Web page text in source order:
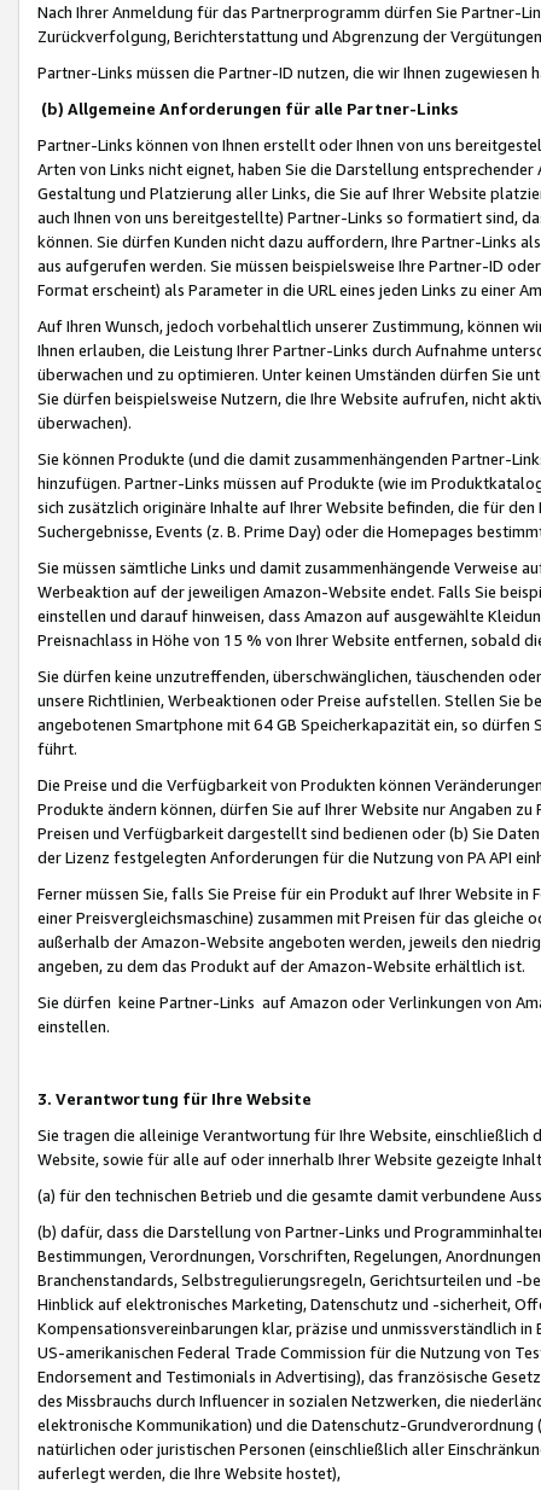
Nach Ihrer Anmeldung für das Partnerprogramm dürfen Sie Partner-
Zurückverfolgung, Berichterstattung und Abgrenzung der
Partner-Links müssen die Partner-ID nutzen, die wir Ihnen zugewiesen
(b) Allgemeine Anforderungen für alle Partner-Links
Partner-Links können von Ihnen erstellt oder Ihnen von uns
Arten von Links nicht eignet, haben Sie die Darstellung
Gestaltung und Platzierung aller Links, die Sie auf Ihrer Website
auch Ihnen von uns bereitgestellte) Partner-Links so formatiert sind,
können. Sie dürfen Kunden nicht dazu auffordern, Ihre Partner-Links
aus aufgerufen werden. Sie müssen beispielsweise Ihre Partner-ID
Format erscheint) als Parameter in die URL eines jeden Links zu einer
Auf Ihren Wunsch, jedoch vorbehaltlich unserer Zustimmung, können
Ihnen erlauben, die Leistung Ihrer Partner-Links durch Aufnahme
überwachen und zu optimieren. Unter keinen Umständen dürfen Sie
Sie dürfen beispielsweise Nutzern, die Ihre Website aufrufen, nicht
überwachen).
Sie können Produkte (und die damit zusammenhängenden Partner-
hinzufügen. Partner-Links müssen auf Produkte (wie im
sich zusätzlich originäre Inhalte auf Ihrer Website befinden, die für
Suchergebnisse, Events (z. B. Prime Day) oder die Homepages
Sie müssen sämtliche Links und damit zusammenhängende
Werbeaktion auf der jeweiligen Amazon-Website endet. Falls Sie
einstellen und darauf hinweisen, dass Amazon auf ausgewählte
Preisnachlass in Höhe von 15 % von Ihrer Website entfernen, sobald
Sie dürfen keine unzutreffenden, überschwänglichen, täuschenden
unsere Richtlinien, Werbeaktionen oder Preise aufstellen. Stellen Sie
angebotenen Smartphone mit 64 GB Speicherkapazität ein, so dürfen
führt.
Die Preise und die Verfügbarkeit von Produkten können
Produkte ändern können, dürfen Sie auf Ihrer Website nur Angaben
Preisen und Verfügbarkeit dargestellt sind bedienen oder (b) Sie
der Lizenz festgelegten Anforderungen für die Nutzung von PA API
Ferner müssen Sie, falls Sie Preise für ein Produkt auf Ihrer Website
einer Preisvergleichsmaschine) zusammen mit Preisen für das
außerhalb der Amazon-Website angeboten werden, jeweils den
angeben, zu dem das Produkt auf der Amazon-Website erhältlich ist.
Sie dürfen keine Partner-Links auf Amazon oder Verlinkungen von
einstellen.
3. Verantwortung für Ihre Website
Sie tragen die alleinige Verantwortung für Ihre Website,
Website, sowie für alle auf oder innerhalb Ihrer Website gezeigte
(a) für den technischen Betrieb und die gesamte damit verbundene
(b) dafür, dass die Darstellung von Partner-Links und
Bestimmungen, Verordnungen, Vorschriften, Regelungen,
Branchenstandards, Selbstregulierungsregeln, Gerichtsurteilen und -
Hinblick auf elektronisches Marketing, Datenschutz und -sicherheit,
Kompensationsvereinbarungen klar, präzise und unmissverständlich
US-amerikanischen Federal Trade Commission für die Nutzung von
Endorsement and Testimonials in Advertising), das französische
des Missbrauchs durch Influencer in sozialen Netzwerken, die
elektronische Kommunikation) und die Datenschutz-
natürlichen oder juristischen Personen (einschließlich aller
auferlegt werden, die Ihre Website hostet),